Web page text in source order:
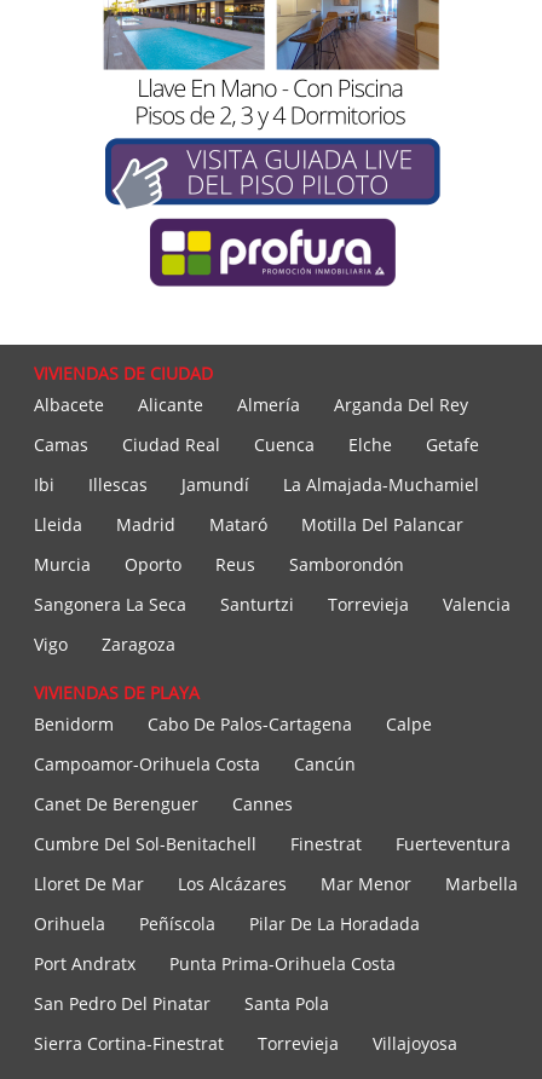
VIVIENDAS DE CIUDAD
Albacete
Alicante Almería
Arganda Del Rey
Camas
Ciudad Real Cuenca Elche
Getafe
Ibi
Illescas Jamundí
La Almajada-Muchamiel
Lleida
Madrid Mataró
Motilla Del Palancar
Murcia
Oporto Reus
Samborondón
Sangonera La Seca
Santurtzi Torrevieja
Valencia
Vigo
Zaragoza
VIVIENDAS DE PLAYA
Benidorm
Cabo De Palos-Cartagena
Calpe
Campoamor-Orihuela Costa
Cancún
Canet De Berenguer
Cannes
Cumbre Del Sol-Benitachell
Finestrat
Fuerteventura
Lloret De Mar
Los Alcázares Mar Menor
Marbella
Orihuela
Peñíscola
Pilar De La Horadada
Port Andratx
Punta Prima-Orihuela Costa
San Pedro Del Pinatar
Santa Pola
Sierra Cortina-Finestrat
Torrevieja Villajoyosa